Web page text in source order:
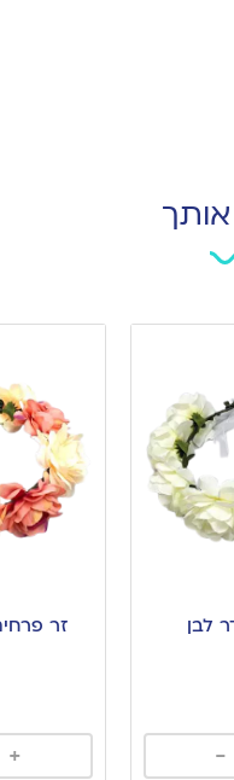
אותך
לבן
-
זר
+